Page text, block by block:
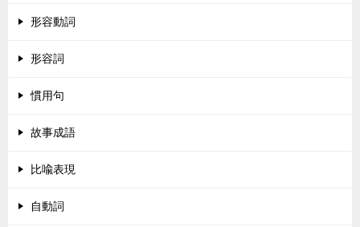
形容動詞
形容詞
慣用句
故事成語
比喩表現
自動詞